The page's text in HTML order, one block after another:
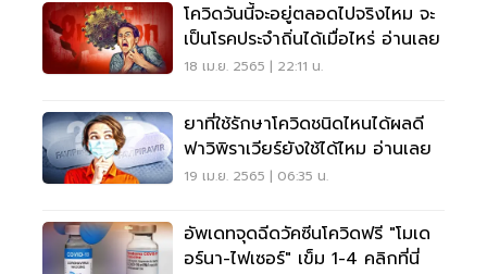
โควิดวันนี้จะอยู่ตลอดไปจริงไหม จะ
เป็นโรคประจำถิ่นได้เมื่อไหร่ อ่านเลย
18 เม.ย. 2565 | 22:11 น.
ยาที่ใช้รักษาโควิดชนิดไหนได้ผลดี
ฟาวิพิราเวียร์ยังใช้ได้ไหม อ่านเลย
19 เม.ย. 2565 | 06:35 น.
อัพเดทจุดฉีดวัคซีนโควิดฟรี "โมเด
อร์นา-ไฟเซอร์" เข็ม 1-4 คลิกที่นี่